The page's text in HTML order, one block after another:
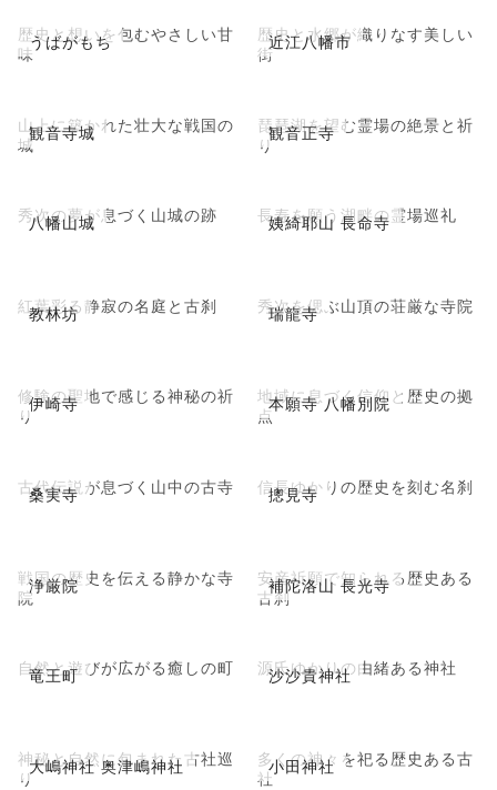
うばがもち
歴史と想いを包むやさしい甘
味
近江八幡市
歴史と水郷が織りなす美しい
街
観音寺城
山上に築かれた壮大な戦国の
城
観音正寺
琵琶湖を望む霊場の絶景と祈
り
八幡山城
秀次の夢が息づく山城の跡 姨綺耶山 長命寺
長寿を願う湖畔の霊場巡礼
教林坊
紅葉彩る静寂の名庭と古刹 瑞龍寺
秀次を偲ぶ山頂の荘厳な寺院
伊崎寺
修験の聖地で感じる神秘の祈
り
本願寺 八幡別院
地域に息づく信仰と歴史の拠
点
桑実寺
古代伝説が息づく山中の古寺 摠見寺
信長ゆかりの歴史を刻む名刹
浄厳院
戦国の歴史を伝える静かな寺
院
補陀洛山 長光寺
安産祈願で知られる歴史ある
古刹
竜王町
自然と遊びが広がる癒しの町 沙沙貴神社
源氏ゆかりの由緒ある神社
大嶋神社 奥津嶋神社
神秘と自然に包まれた古社巡
り
小田神社
多くの神々を祀る歴史ある古
社